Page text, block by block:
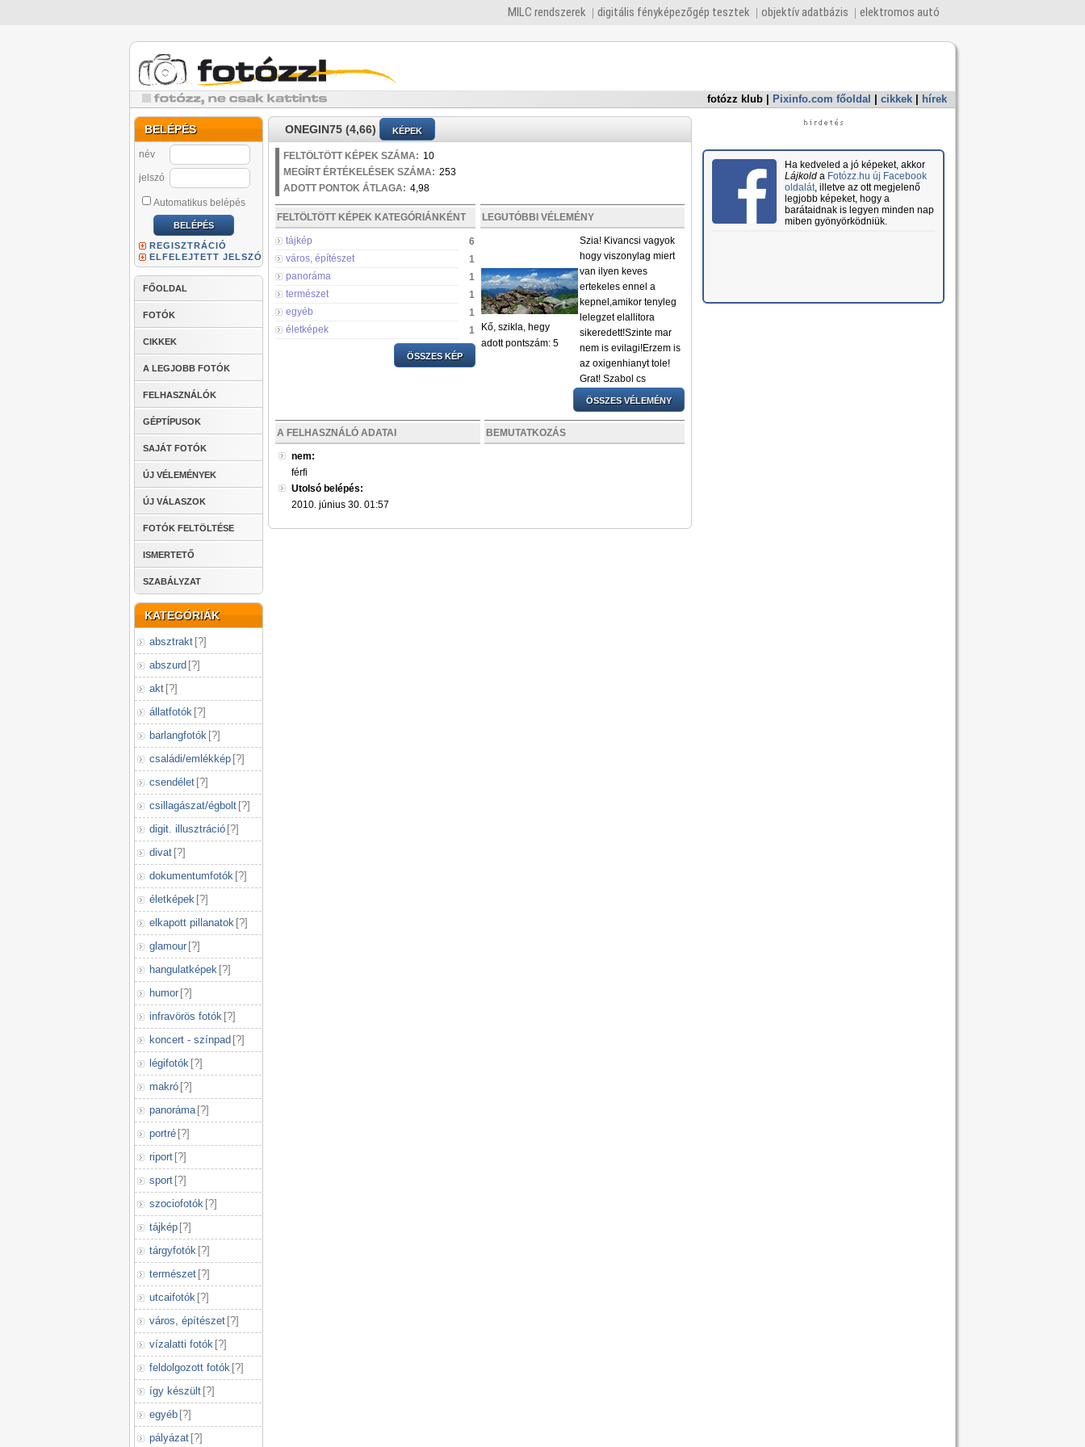
MILC rendszerek digitális fényképezőgép tesztek objektív adatbázis elektromos autó
fotózz klub Pixinfo.com főoldal cikkek hírek
BELÉPÉS
név
jelszó
Automatikus belépés
REGISZTRÁCIÓ
ELFELEJTETT JELSZÓ
FŐOLDAL
FOTÓK
CIKKEK
A LEGJOBB FOTÓK
FELHASZNÁLÓK
GÉPTÍPUSOK
SAJÁT FOTÓK
ÚJ VÉLEMÉNYEK
ÚJ VÁLASZOK
FOTÓK FELTÖLTÉSE
ISMERTETŐ
SZABÁLYZAT
KATEGÓRIÁK
absztrakt [?]
abszurd [?]
akt [?]
állatfotók [?]
barlangfotók [?]
családi/emlékkép [?]
csendélet [?]
csillagászat/égbolt [?]
digit. illusztráció [?]
divat [?]
dokumentumfotók [?]
életképek [?]
elkapott pillanatok [?]
glamour [?]
hangulatképek [?]
humor [?]
infravörös fotók [?]
koncert - színpad [?]
légifotók [?]
makró [?]
panoráma [?]
portré [?]
riport [?]
sport [?]
szociofotók [?]
tájkép [?]
tárgyfotók [?]
természet [?]
utcaifotók [?]
város, építészet [?]
vízalatti fotók [?]
feldolgozott fotók [?]
így készült [?]
egyéb [?]
pályázat [?]
ONEGIN75 (4,66) KÉPEK
FELTÖLTÖTT KÉPEK SZÁMA: 10
MEGÍRT ÉRTÉKELÉSEK SZÁMA: 253
ADOTT PONTOK ÁTLAGA: 4,98
FELTÖLTÖTT KÉPEK KATEGÓRIÁNKÉNT
tájkép
6
város, építészet
1
panoráma
1
természet
1
egyéb
1
életképek
1
ÖSSZES KÉP
LEGUTÓBBI VÉLEMÉNY
Kő, szikla, hegy
adott pontszám: 5
Szia! Kivancsi vagyok
hogy viszonylag miert
van ilyen keves
ertekeles ennel a
kepnel,amikor tenyleg
lelegzet elallitora
sikeredett!Szinte mar
nem is evilagi!Erzem is
az oxigenhianyt tole!
Grat! Szabol cs
ÖSSZES VÉLEMÉNY
A FELHASZNÁLÓ ADATAI
nem:
férfi
Utolsó belépés:
2010. június 30. 01:57
BEMUTATKOZÁS
Ha kedveled a jó képeket, akkor
Lájkolda Fotózz.hu új Facebook
oldalát, illetve az ott megjelenő
legjobb képeket, hogy a
barátaidnak is legyen minden nap
miben gyönyörködniük.